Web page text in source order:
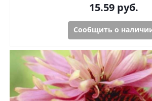
15.59руб.
Сообщить о